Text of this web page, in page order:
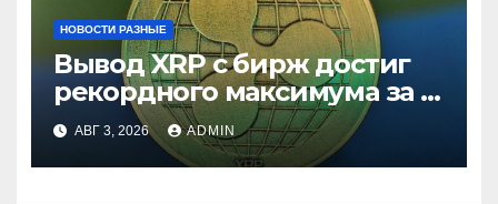
НОВОСТИ РАЗНЫЕ
Вывод XRP с бирж достиг
рекордного максимума за 5
летАВГ 3, 2026 ADMIN